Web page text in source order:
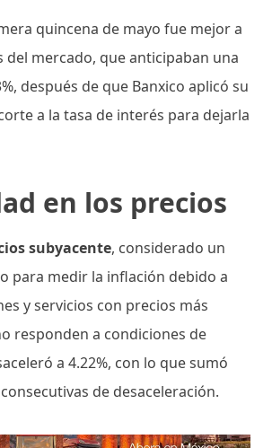
quincena de mayo fue mejor a
del mercado, que anticipaban una
después de que Banxico aplicó su
a la tasa de interés para dejarla
en los precios
subyacente, considerado un
para medir la inflación debido a
y servicios con precios más
responden a condiciones de
a 4.22%, con lo que sumó
de desaceleración.